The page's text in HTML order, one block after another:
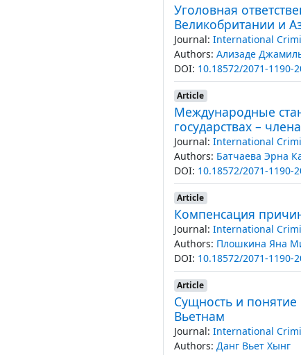
Уголовная
Великобритании и
Journal: International
Authors: Ализаде
DOI: 10.18572/2071-1190-
Article
Международные
государствах –
Journal: International
Authors: Батчаева Эрна
DOI: 10.18572/2071-1190-
Article
Компенсация
Journal: International
Authors: Плошкина Яна
DOI: 10.18572/2071-1190-
Article
Сущность и понятие
Вьетнам
Journal: International
Authors: Данг Вьет Хынг